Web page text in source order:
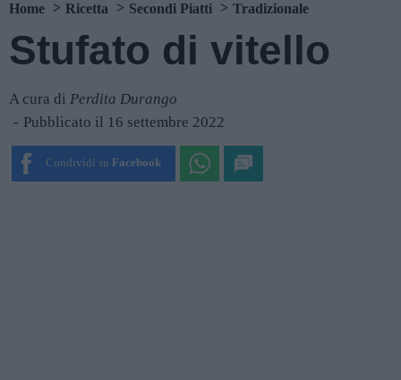
Home Ricetta Secondi Piatti Tradizionale
Stufato di vitello
A cura di Perdita Durango
Pubblicato il 16 settembre 2022
Condividi su Facebook